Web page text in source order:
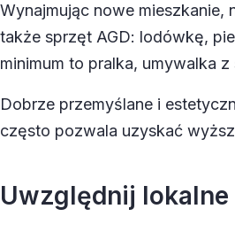
Wynajmując nowe mieszkanie,
także sprzęt AGD: lodówkę,
minimum to pralka, umywalka
Dobrze przemyślane i
często pozwala uzyskać
Uwzględnij